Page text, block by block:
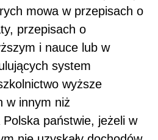
mowa w przepisach o
przepisach o
i nauce lub w
system
wyższe
w innym niż
państwie, jeżeli w